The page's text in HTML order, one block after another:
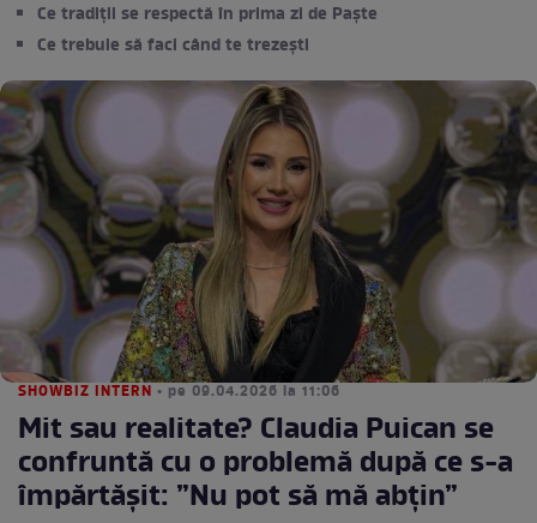
Ce tradiții se respectă în prima zi de Paște
Ce trebuie să faci când te trezești
SHOWBIZ INTERN • pe 09.04.2026 la 11:06
Mit sau realitate? Claudia Puican se
confruntă cu o problemă după ce s-a
împărtășit: ”Nu pot să mă abțin”